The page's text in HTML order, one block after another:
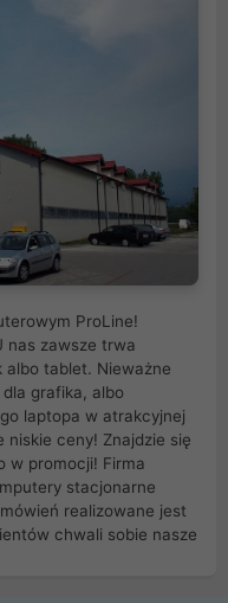
ProLine!
nas zawsze trwa
albo tablet. Nieważne
grafika, albo
laptopa w atrakcyjnej
niskie ceny! Znajdzie się
w promocji! Firma
stacjonarne
realizowane jest
chwali sobie nasze